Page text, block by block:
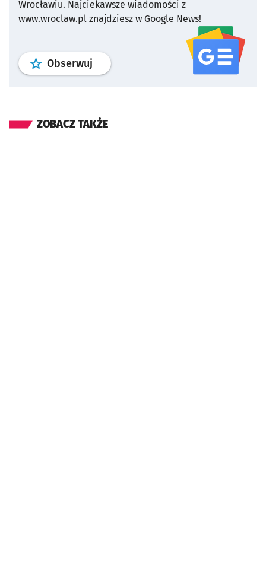
Wrocławiu. Najciekawsze wiadomości z
www.wroclaw.pl znajdziesz w Google News!
Obserwuj profil serwisu
ZOBACZ TAKŻE